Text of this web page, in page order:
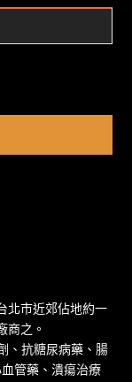
北市近郊佔地約一
商之。
、抗糖尿病藥、腸
管藥、潰瘍治療